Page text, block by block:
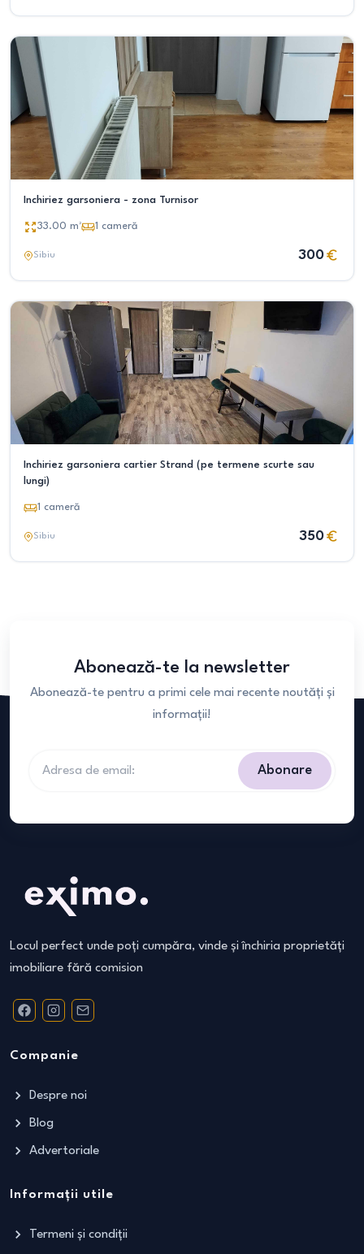
Inchiriez garsoniera - zona Turnisor
33.00 m² 1 cameră
Sibiu 300
Inchiriez garsoniera cartier Strand (pe termene scurte sau
lungi)
1 cameră
Sibiu 350
Abonează-te la newsletter
Abonează-te pentru a primi cele mai recente noutăți și
informații!
Abonare
Locul perfect unde poți cumpăra, vinde și închiria proprietăți
imobiliare fără comision
Companie
Despre noi
Blog
Advertoriale
Informații utile
Termeni și condiții